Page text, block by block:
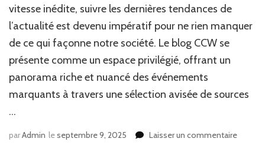
vitesse inédite, suivre les dernières tendances de
l’actualité est devenu impératif pour ne rien manquer
de ce qui façonne notre société. Le blog CCW se
présente comme un espace privilégié, offrant un
panorama riche et nuancé des événements
marquants à travers une sélection avisée de sources
…
parAdmin leseptembre 9, 2025 Laisser un commentairesur